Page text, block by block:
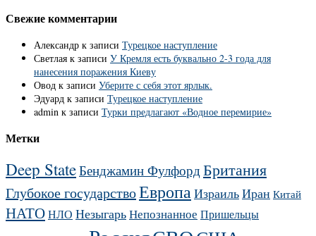
Свежие комментарии
Александр к записи Турецкое наступление
Светлая к записи У Кремля есть буквально 2-3 года для
нанесения поражения Киеву
Овод к записи Уберите с себя этот ярлык.
Эдуард к записи Турецкое наступление
admin к записи Турки предлагают «Водное перемирие»
Метки
Deep StateБенджамин Фулфорд Британия
Глубокое государствоЕвропаИзраильИран Китай
НАТОНЛО НезыгарьНепознанное Пришельцы